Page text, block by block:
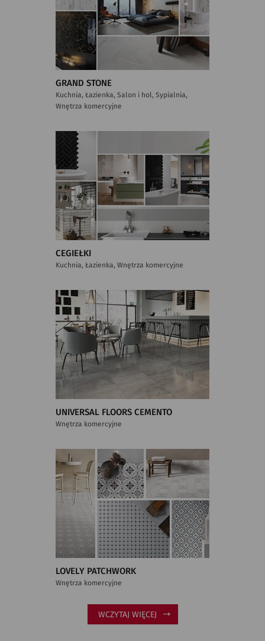
GRAND STONE
Kuchnia, Łazienka, Salon i hol, Sypialnia,
Wnętrza komercyjne
CEGIEŁKI
Kuchnia, Łazienka, Wnętrza komercyjne
UNIVERSAL FLOORS CEMENTO
Wnętrza komercyjne
LOVELY PATCHWORK
Wnętrza komercyjne
WCZYTAJ WIĘCEJ